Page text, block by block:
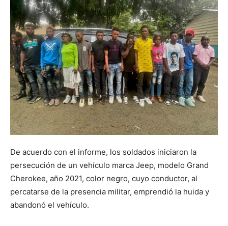
De acuerdo con el informe, los soldados iniciaron la
persecución de un vehículo marca Jeep, modelo Grand
Cherokee, año 2021, color negro, cuyo conductor, al
percatarse de la presencia militar, emprendió la huida y
abandonó el vehículo.